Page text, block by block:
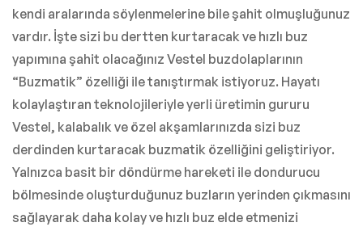
kendi aralarında söylenmelerine bile şahit olmuşluğunuz
vardır. İşte sizi bu dertten kurtaracak ve hızlı buz
yapımına şahit olacağınız Vestel buzdolaplarının
“Buzmatik” özelliği ile tanıştırmak istiyoruz. Hayatı
kolaylaştıran teknolojileriyle yerli üretimin gururu
Vestel, kalabalık ve özel akşamlarınızda sizi buz
derdinden kurtaracak buzmatik özelliğini geliştiriyor.
Yalnızca basit bir döndürme hareketi ile dondurucu
bölmesinde oluşturduğunuz buzların yerinden çıkmasını
sağlayarak daha kolay ve hızlı buz elde etmenizi